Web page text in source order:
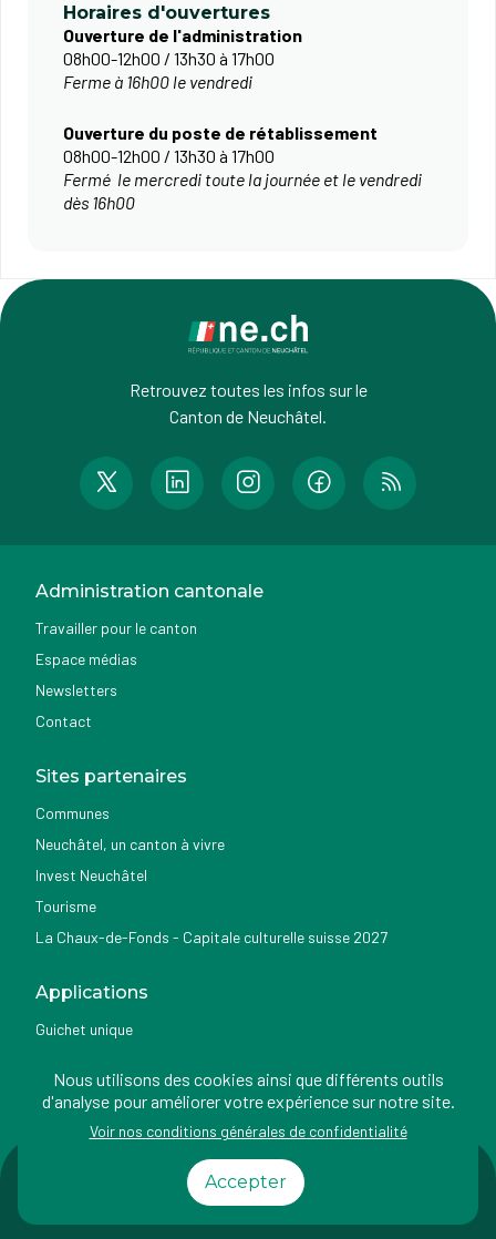
Horaires d'ouvertures
Ouverture de l'administration
08h00-12h00 / 13h30 à 17h00
Ferme à 16h00 le vendredi
​Ouverture du poste de rétablissement
08h00-12h00 / 13h30 à 17h00
Fermé le mercredi toute la journée et le vendredi
dès 16h00
Retrouvez toutes les infos sur le
Canton de Neuchâtel.
Administration cantonale
Travailler pour le canton
Espace médias
Newsletters
Contact
Sites partenaires
Communes
Neuchâtel, un canton à vivre
Invest Neuchâtel
Tourisme
La Chaux-de-Fonds - Capitale culturelle suisse 2027
Applications
Guichet unique
Nemo news
Conditions
d'utilisation
Protection des
données
Nous utilisons des cookies ainsi que différents outils
d'analyse pour améliorer votre expérience sur notre site.
Voir nos conditions générales de confidentialité
Accepter